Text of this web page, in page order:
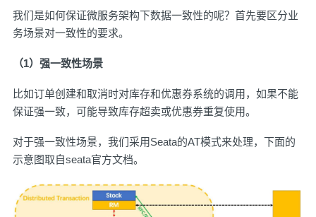
我们是如何保证微服务架构下数据一致性的呢？首先要区分业
务场景对一致性的要求。
（1）强一致性场景
比如订单创建和取消时对库存和优惠券系统的调用，如果不能
保证强一致，可能导致库存超卖或优惠券重复使用。
对于强一致性场景，我们采用Seata的AT模式来处理，下面的
示意图取自seata官方文档。